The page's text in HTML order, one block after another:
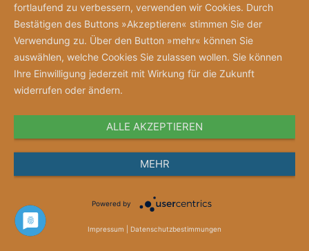
Anschauen
Merkzettel
Gutschein „Jubelnde Schwestern“
fortlaufend zu verbessern, verwenden wir Cookies. Durch
Bestätigen des Buttons »Akzeptieren« stimmen Sie der
Verwendung zu. Über den Button »mehr« können Sie
auswählen, welche Cookies Sie zulassen wollen. Sie können
Ihre Einwilligung jederzeit mit Wirkung für die Zukunft
widerrufen oder ändern.
ALLE AKZEPTIEREN
MEHR
Powered by
Impressum Datenschutzbestimmungen